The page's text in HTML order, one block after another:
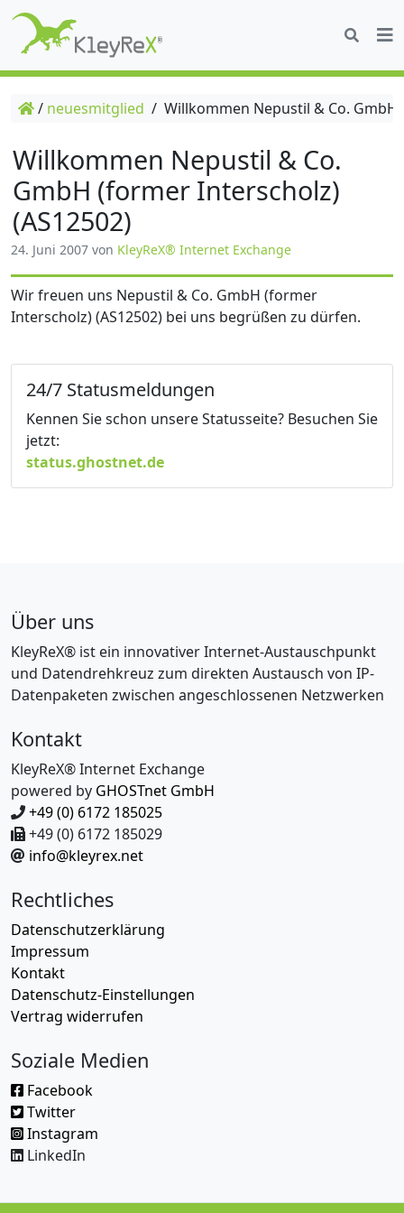
/ neuesmitglied / Willkommen Nepustil & Co.
Willkommen Nepustil & Co.
GmbH (former Interscholz)
(AS12502)
24. Juni 2007 von KleyReX® Internet Exchange
Wir freuen uns Nepustil & Co. GmbH (former
Interscholz) (AS12502) bei uns begrüßen zu dürfen.
24/7 Statusmeldungen
Kennen Sie schon unsere Statusseite? Besuchen Sie
jetzt:
status.ghostnet.de
Über uns
KleyReX® ist ein innovativer Internet-Austauschpunkt
und Datendrehkreuz zum direkten Austausch von IP-
Datenpaketen zwischen angeschlossenen Netzwerken
Kontakt
KleyReX® Internet Exchange
powered by GHOSTnet GmbH
+49 (0) 6172 185025
+49 (0) 6172 185029
info@kleyrex.net
Rechtliches
Datenschutzerklärung
Impressum
Kontakt
Datenschutz-Einstellungen
Vertrag widerrufen
Soziale Medien
Facebook
Twitter
Instagram
LinkedIn